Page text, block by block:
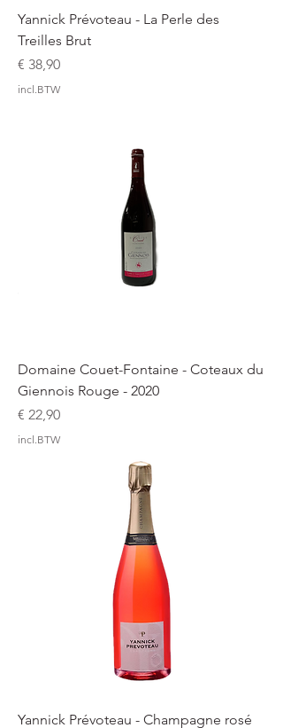
Yannick Prévoteau - La Perle des
Treilles Brut
Prijs
€ 38,90
incl.BTW
Domaine Couet-Fontaine - Coteaux du
Giennois Rouge - 2020
Prijs
€ 22,90
incl.BTW
Yannick Prévoteau - Champagne rosé